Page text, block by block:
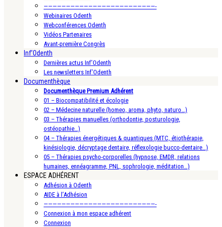
—————————————————————————-
Webinaires Odenth
Webconférences Odenth
Vidéos Partenaires
Avant-première Congrès
Inf’Odenth
Dernières actus Inf’Odenth
Les newsletters Inf’Odenth
Documenthèque
Documenthèque Premium Adhérent
01 – Biocompatibilité et écologie
02 – Médecine naturelle (homeo, aroma, phyto, naturo…)
03 – Thérapies manuelles (orthodontie, posturologie,
ostéopathie…)
04 – Thérapies énergétiques & quantiques (MTC, étiothérapie,
kinésiologie, décryptage dentaire, réflexologie bucco-dentaire…)
05 – Thérapies psycho-corporelles (hypnose, EMDR, relations
humaines, ennéagramme, PNL, sophrologie, méditation…)
ESPACE ADHÉRENT
Adhésion à Odenth
AIDE à l’Adhésion
—————————————————————————-
Connexion à mon espace adhérent
Connexion